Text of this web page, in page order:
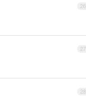
26
27
28